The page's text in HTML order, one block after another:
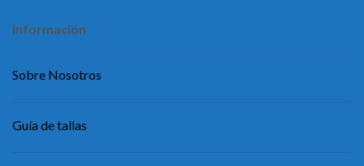
Información
Sobre Nosotros
Guía de tallas